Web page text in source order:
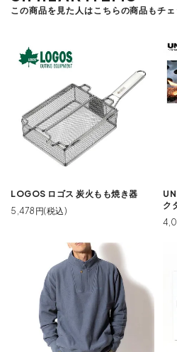
この商品を見た人はこちらの商品もチ
LOGOS ロゴス 炭火もも焼き器
5,478円(税込)
ク